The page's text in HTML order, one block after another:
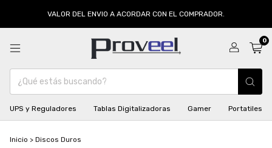
VALOR DEL ENVIO A ACORDAR CON EL COMPRADOR.
0
UPS y Reguladores Tablas Digitalizadoras Gamer Portatiles
Inicio > Discos Duros